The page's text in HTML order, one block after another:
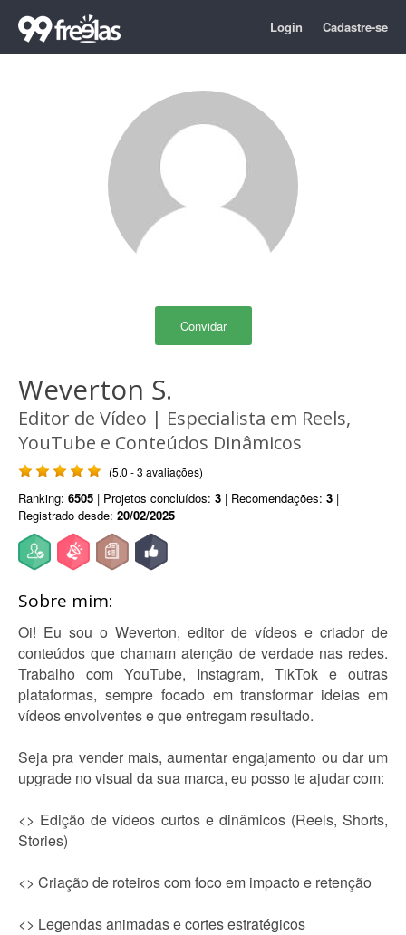
Login Cadastre-se
Convidar
Weverton S.
Editor de Vídeo | Especialista em Reels,
YouTube e Conteúdos Dinâmicos
(5.0 - 3 avaliações)
Ranking: 6505 | Projetos concluídos: 3 | Recomendações: 3 |
Registrado desde: 20/02/2025
Sobre mim:
Oi! Eu sou o Weverton, editor de vídeos e criador de
conteúdos que chamam atenção de verdade nas redes.
Trabalho com YouTube, Instagram, TikTok e outras
plataformas, sempre focado em transformar ideias em
vídeos envolventes e que entregam resultado.
Seja pra vender mais, aumentar engajamento ou dar um
upgrade no visual da sua marca, eu posso te ajudar com:
<> Edição de vídeos curtos e dinâmicos (Reels, Shorts,
Stories)
<> Criação de roteiros com foco em impacto e retenção
<> Legendas animadas e cortes estratégicos